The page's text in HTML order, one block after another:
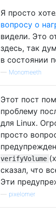
Я просто
вопросу о
видели. Это
здесь, так
в состоянии
— Monomeeth
Этот пост
проблему
для Linux.
просто
verifyVolume
сказал, что
Эти
pixelomer